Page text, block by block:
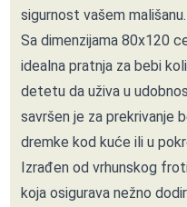
sigurnost vašem mališanu.
Sa dimenzijama 80x120
idealna pratnja za bebi
detetu da uživa u
savršen je za prekrivanje
dremke kod kuće ili u
Izrađen od vrhunskog
koja osigurava nežno